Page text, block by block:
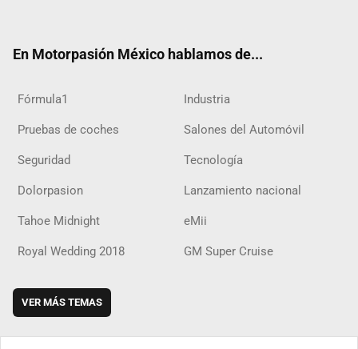
En Motorpasión México hablamos de...
Fórmula1 Industria
Pruebas de coches Salones del Automóvil
Seguridad Tecnología
Dolorpasion Lanzamiento nacional
Tahoe Midnight eMii
Royal Wedding 2018 GM Super Cruise
VER MÁS TEMAS